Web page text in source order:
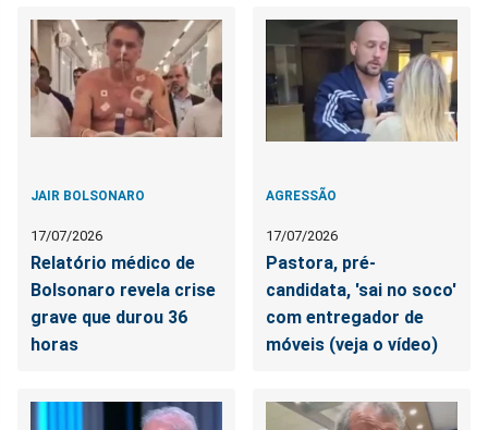
JAIR BOLSONARO
17/07/2026
Relatório médico de
Bolsonaro revela crise
grave que durou 36
horas
AGRESSÃO
17/07/2026
Pastora, pré-
candidata, 'sai no soco'
com entregador de
móveis (veja o vídeo)